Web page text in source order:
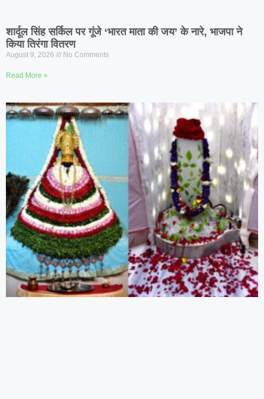
शार्दूल सिंह सर्किल पर गूंजे ‘भारत माता की जय’ के नारे, भाजपा ने
किया तिरंगा वितरण
August 9, 2026 No Comments
Read More »